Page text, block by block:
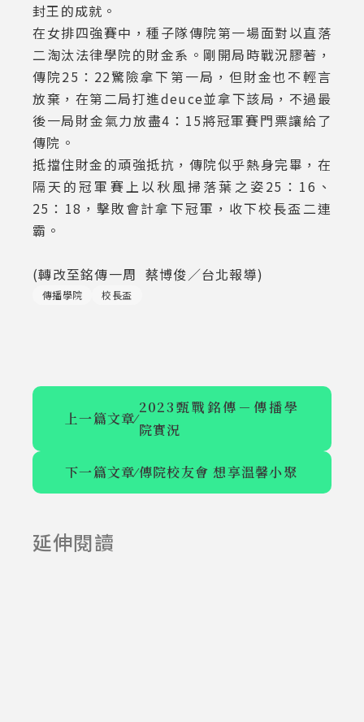
封王的成就。
在女排四強賽中，種子隊傳院第一場面對以直落
二淘汰法律學院的財金系。剛開局時戰況膠著，
傳院25：22驚險拿下第一局，但財金也不輕言
放棄，在第二局打進deuce並拿下該局，不過最
後一局財金氣力放盡4：15將冠軍賽門票讓給了
傳院。
抵擋住財金的頑強抵抗，傳院似乎熱身完畢，在
隔天的冠軍賽上以秋風掃落葉之姿25：16、
25：18，擊敗會計拿下冠軍，收下校長盃二連
霸。
(轉改至銘傳一周 蔡博俊／台北報導)
傳播學院 校長盃
上一篇文章⁄
2023甄戰銘傳－傳播學
院實況
下一篇文章⁄ 傳院校友會 想享溫馨小聚
延伸閱讀
傳院校友會  想
2023-06-05
2023甄戰銘傳